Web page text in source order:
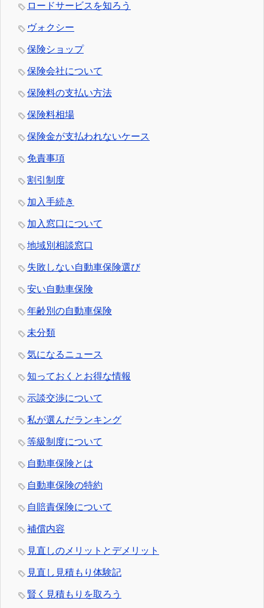
ロードサービスを知ろう
ヴォクシー
保険ショップ
保険会社について
保険料の支払い方法
保険料相場
保険金が支払われないケース
免責事項
割引制度
加入手続き
加入窓口について
地域別相談窓口
失敗しない自動車保険選び
安い自動車保険
年齢別の自動車保険
未分類
気になるニュース
知っておくとお得な情報
示談交渉について
私が選んだランキング
等級制度について
自動車保険とは
自動車保険の特約
自賠責保険について
補償内容
見直しのメリットとデメリット
見直し見積もり体験記
賢く見積もりを取ろう